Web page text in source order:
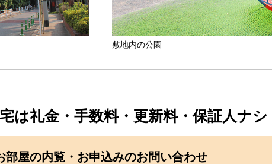
敷地内の公園
は礼金・手数料・更新料・保証人ナシ
部屋の内覧・お申込みのお問い合わせ